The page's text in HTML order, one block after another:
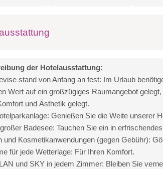
der Hotelausstattung:
stand von Anfang an fest: Im Urlaub
Wert auf ein großzügiges Raumangebot
und Ästhetik gelegt.
Genießen Sie die Weite unserer
Badesee: Tauchen Sie ein in
und Kosmetikanwendungen (gegen Gebühr):
für jede Wetterlage: Für Ihren Komfort.
und SKY in jedem Zimmer: Bleiben Sie